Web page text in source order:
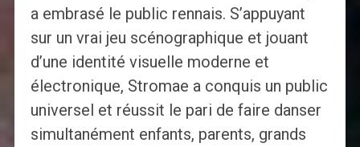
a embrasé le public rennais. S’appuyant
sur un vrai jeu scénographique et jouant
d’une identité visuelle moderne et
électronique, Stromae a conquis un public
universel et réussit le pari de faire danser
simultanément enfants, parents, grands